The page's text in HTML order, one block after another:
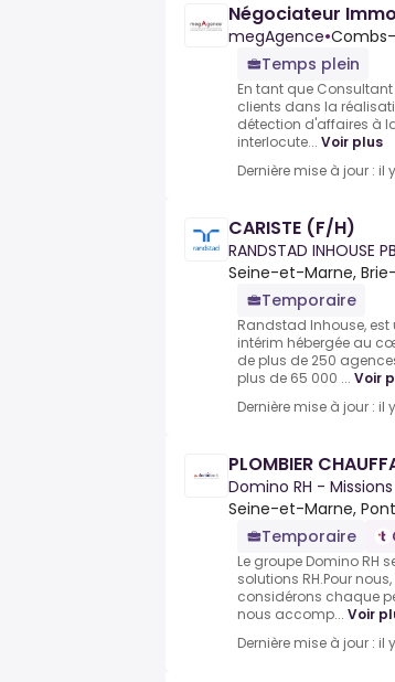
Négociateur
megAgence•Combs-
Temps plein
En tant que
clients dans la
détection d'affaires à
interlocute... Voir plus
Dernière mise à jour : il
CARISTE (F/H)
RANDSTAD INHOUSE
Seine-et-Marne,
Temporaire
Randstad Inhouse,
intérim hébergée au
de plus de 250
plus de 65 000 ... Voir
Dernière mise à jour : il
PLOMBIER
Domino RH -
Seine-et-Marne,
Temporaire
Le groupe Domino RH
solutions RH.Pour
considérons chaque
nous accomp... Voir
Dernière mise à jour : il